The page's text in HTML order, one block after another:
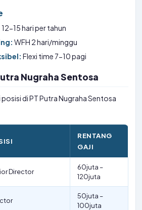
12-15 hari per tahun
WFH 2 hari/minggu
Flexi time 7-10 pagi
Nugraha Sentosa
di PT Putra Nugraha Sentosa
RENTANG
GAJI
Director
60juta –
120juta
50juta –
100juta